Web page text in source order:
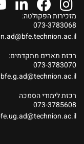
מזכירות הפקולטה:
073-3783068
רכזת תארים מתקדמים:
073-3783070
bfe.g.ad@technion.ac.il
רכזת לימודי הסמכה
073-3785608